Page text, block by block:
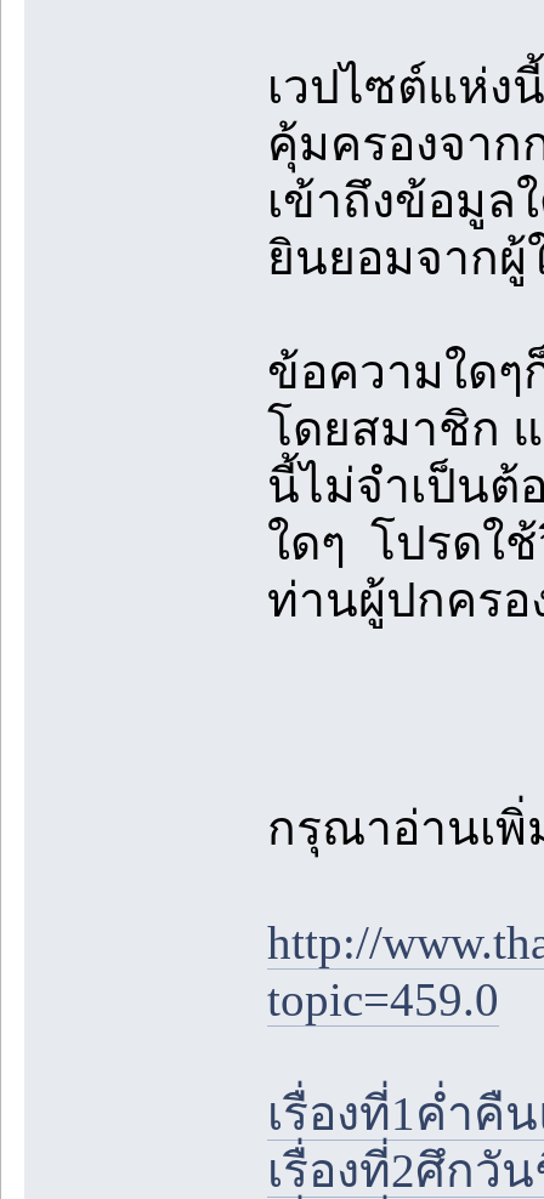
เวปไซต์แห่ง
คุ้มครองจาก
เข้าถึงข้อมูล
ยินยอมจากผู้
ข้อความใดๆ
โดยสมาชิก
นี้ไม่จำเป็นต้
ใดๆ โปรดใ
ท่านผู้ปกครอ
กรุณาอ่านเพิ่
http://
topic=459.0
เรื่องที่1ค่ำคื
เรื่องที่2ศึกวั